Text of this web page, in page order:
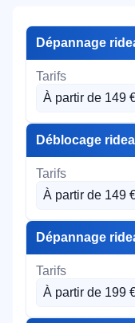
Dépannage
À partir de 149
Déblocage
À partir de 149
Dépannage
À partir de 199